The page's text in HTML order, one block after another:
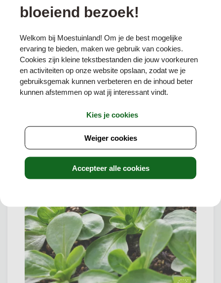
shopping_cart
SLA ZADEN, SNIJSLA WITTE DUNSEL
€1,90
bloeiend bezoek!
Welkom bij Moestuinland! Om je de best mogelijke
ervaring te bieden, maken we gebruik van cookies.
Cookies zijn kleine tekstbestanden die jouw voorkeuren
en activiteiten op onze website opslaan, zodat we je
gebruiksgemak kunnen verbeteren en de inhoud beter
kunnen afstemmen op wat jij interessant vindt.
Accepteer alle cookies
Kies je cookies
Weiger cookies